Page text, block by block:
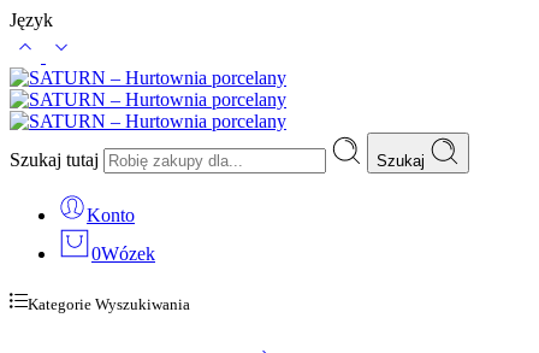
Język
Szukaj tutaj Szukaj
Konto
0Wózek
Kategorie Wyszukiwania